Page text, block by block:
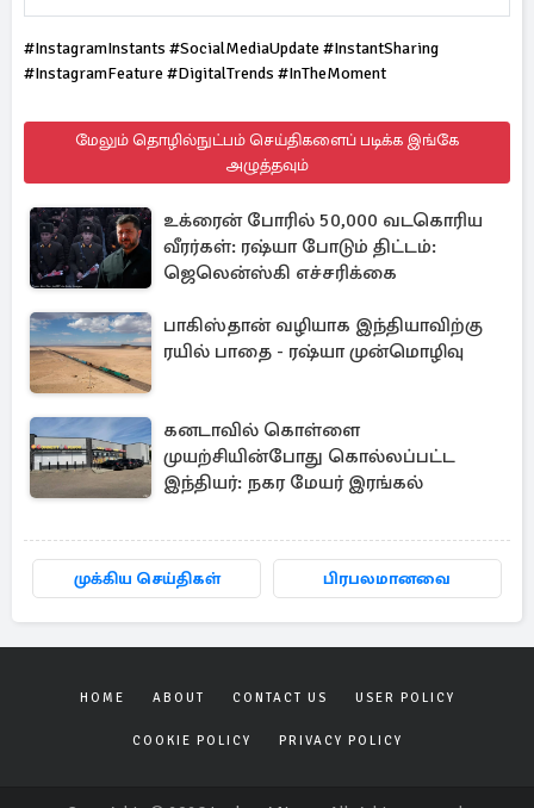
#InstagramInstants #SocialMediaUpdate #InstantSharing
#InstagramFeature #DigitalTrends #InTheMoment
மேலும் தொழில்நுட்பம் செய்திகளைப் படிக்க இங்கே
அழுத்தவும்
உக்ரைன் போரில் 50,000 வடகொரிய
வீரர்கள்: ரஷ்யா போடும் திட்டம்:
ஜெலென்ஸ்கி எச்சரிக்கை
பாகிஸ்தான் வழியாக இந்தியாவிற்கு
ரயில் பாதை - ரஷ்யா முன்மொழிவு
கனடாவில் கொள்ளை
முயற்சியின்போது கொல்லப்பட்ட
இந்தியர்: நகர மேயர் இரங்கல்
முக்கிய செய்திகள் பிரபலமானவை
HOME ABOUT CONTACT US USER POLICY
COOKIE POLICY PRIVACY POLICY